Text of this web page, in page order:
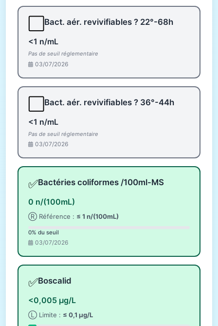
Bact. aér. revivifiables ? 22°-68h
<1 n/mL
Pas de seuil réglementaire
03/07/2026
Bact. aér. revivifiables ? 36°-44h
<1 n/mL
Pas de seuil réglementaire
03/07/2026
✅Bactéries coliformes /100ml-MS
0 n/(100mL)
Ⓡ Référence : ≤ 1 n/(100mL)
0% du seuil
03/07/2026
✅Boscalid
<0,005 µg/L
Ⓛ Limite : ≤ 0,1 µg/L